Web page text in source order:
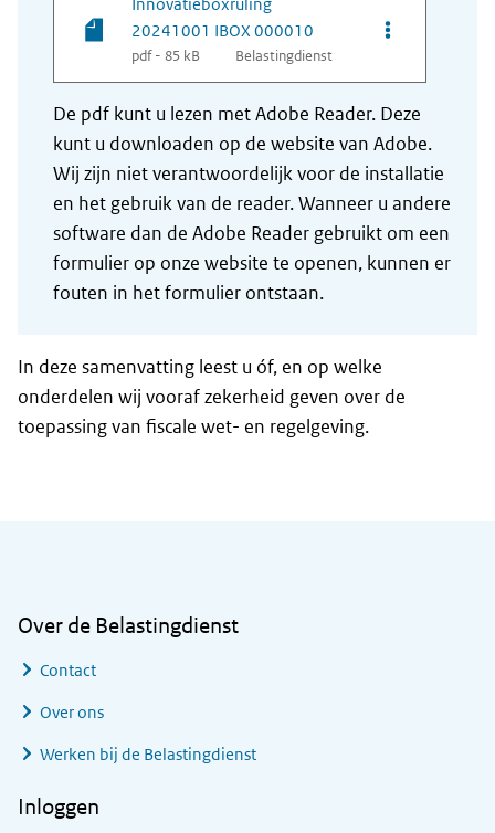
20241001 IBOX 000010
pdf - 85 kB Belastingdienst
Opties van
De pdf kunt u lezen met Adobe Reader. Deze
kunt u downloaden op de website van Adobe.
Wij zijn niet verantwoordelijk voor de installatie
en het gebruik van de reader. Wanneer u andere
software dan de Adobe Reader gebruikt om een
formulier op onze website te openen, kunnen er
fouten in het formulier ontstaan.
In deze samenvatting leest u óf, en op welke
onderdelen wij vooraf zekerheid geven over de
toepassing van fiscale wet- en regelgeving.
Over de Belastingdienst
Contact
Over ons
Werken bij de Belastingdienst
Inloggen